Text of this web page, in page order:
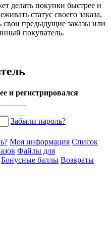
делать покупки быстрее и
статус своего заказа,
свои предыдущие заказы или
покупатель.
и регистрировался
Забыли пароль?
Моя информация Список
Файлы для
Бонусные баллы Возвраты